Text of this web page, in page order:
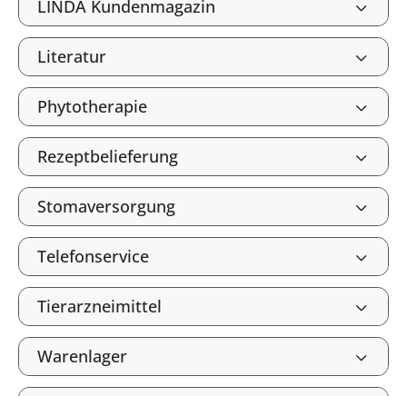
LINDA Kundenmagazin
Literatur
Phytotherapie
Rezeptbelieferung
Stomaversorgung
Telefonservice
Tierarzneimittel
Warenlager